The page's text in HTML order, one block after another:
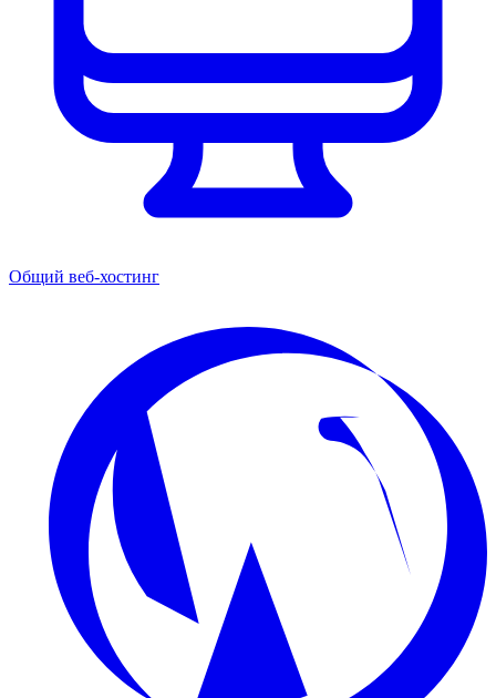
Общий веб-хостинг